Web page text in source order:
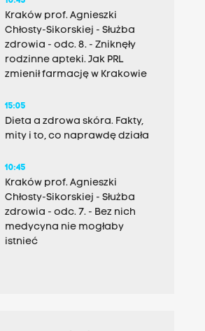
Kraków prof. Agnieszki
Chłosty-Sikorskiej - Służba
zdrowia - odc. 8. - Zniknęły
rodzinne apteki. Jak PRL
zmienił farmację w Krakowie
15:05
Dieta a zdrowa skóra. Fakty,
mity i to, co naprawdę działa
10:45
Kraków prof. Agnieszki
Chłosty-Sikorskiej - Służba
zdrowia - odc. 7. - Bez nich
medycyna nie mogłaby
istnieć